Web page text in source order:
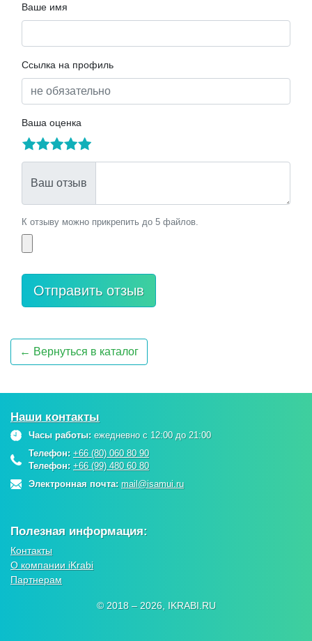
Ваше имя
Ссылка на профиль
Ваша оценка
Ваш отзыв
К отзыву можно прикрепить до 5 файлов.
← Вернуться в каталог
Наши контакты
Часы работы: ежедневно с 12:00 до 21:00
Телефон: +66 (80) 060 80 90
Телефон: +66 (99) 480 60 80
Электронная почта: mail@isamui.ru
Полезная информация:
Контакты
О компании iKrabi
Партнерам
© 2018 – 2026, IKRABI.RU